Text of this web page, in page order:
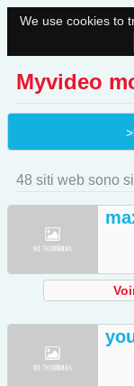
We use cookies to
Myvideo
48 siti web sono